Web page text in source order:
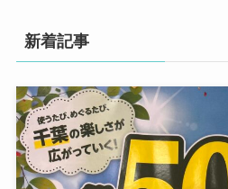
新着記事